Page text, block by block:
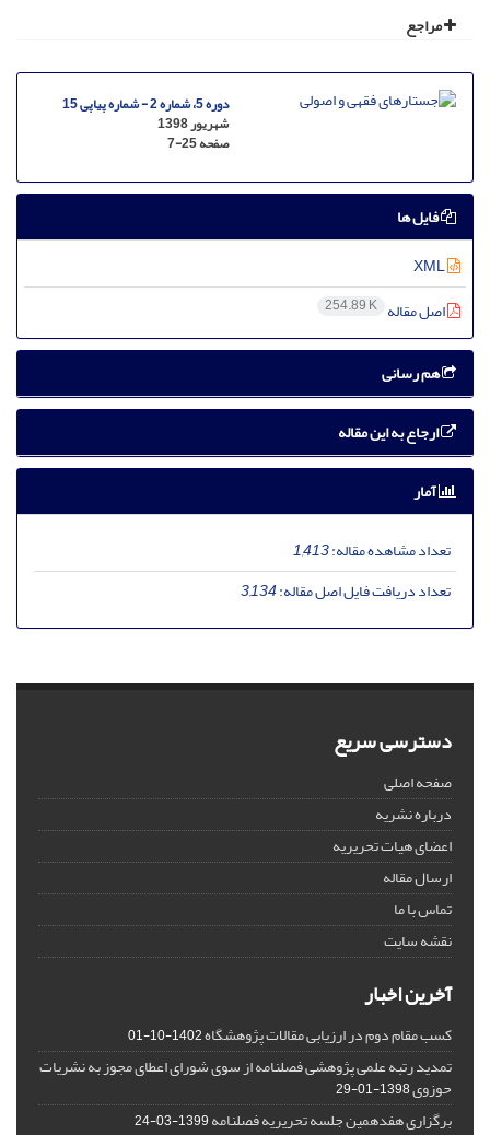
مراجع
دوره 5، شماره 2 - شماره پیاپی 15
شهریور 1398
صفحه7-25
فایل ها
اصل مقاله 254.89 K
هم رسانی
ارجاع به این مقاله
آمار
تعداد مشاهده مقاله:1,413
تعداد دریافت فایل اصل مقاله:3,134
دسترسی سریع
صفحه اصلی
درباره نشریه
اعضای هیات تحریریه
ارسال مقاله
تماس با ما
نقشه سایت
آخرین اخبار
کسب مقام دوم در ارزیابی مقالات پژوهشگاه1402-10-01
تمدید رتبه علمی پژوهشی فصلنامه از سوی شورای اعطای مجوز به نشریات
حوزوی1398-01-29
برگزاری هفدهمین جلسه تحریریه فصلنامه1399-03-24